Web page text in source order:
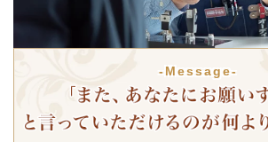
-Message-